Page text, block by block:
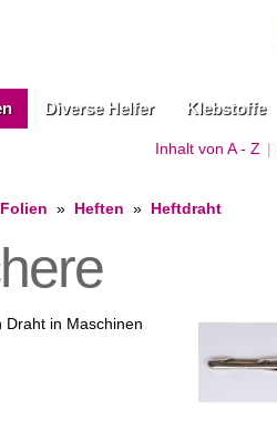
Diverse Helfer Klebstoffe
Inhalt von A - Z |
» Heften » Heftdraht
in Maschinen